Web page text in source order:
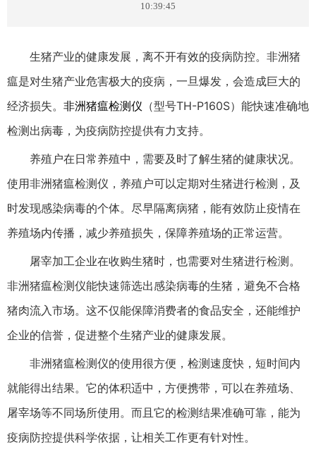
10:39:45
生猪产业的健康发展，离不开有效的疫病防控。非洲猪
瘟是对生猪产业危害极大的疫病，一旦爆发，会造成巨大的
经济损失。 非洲猪瘟检测仪 （型号TH-P160S）能快速准确地
检测出病毒，为疫病防控提供有力支持。
养殖户在日常养殖中，需要及时了解生猪的健康状况。
使用非洲猪瘟检测仪，养殖户可以定期对生猪进行检测，及
时发现感染病毒的个体。尽早隔离病猪，能有效防止疫情在
养殖场内传播，减少养殖损失，保障养殖场的正常运营。
屠宰加工企业在收购生猪时，也需要对生猪进行检测。
非洲猪瘟检测仪能快速筛选出感染病毒的生猪，避免不合格
猪肉流入市场。这不仅能保障消费者的食品安全，还能维护
企业的信誉，促进整个生猪产业的健康发展。
非洲猪瘟检测仪的使用很方便，检测速度快，短时间内
就能得出结果。它的体积适中，方便携带，可以在养殖场、
屠宰场等不同场所使用。而且它的检测结果准确可靠，能为
疫病防控提供科学依据，让相关工作更有针对性。